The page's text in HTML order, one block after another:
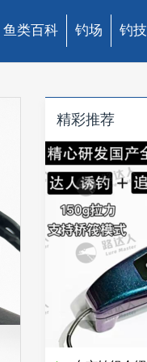
鱼类百科 钓场 钓技
精彩推荐